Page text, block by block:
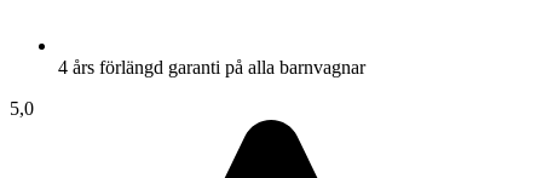
4 års förlängd garanti på alla barnvagnar
5,0